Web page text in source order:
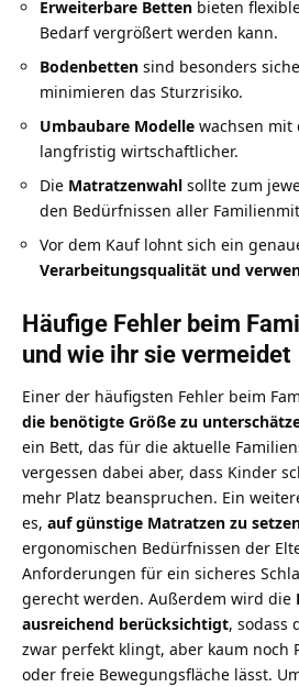
Erweiterbare Betten bieten
Bedarf vergrößert werden kann.
Bodenbetten sind besonders
minimieren das Sturzrisiko.
Umbaubare Modelle wachsen mit
langfristig wirtschaftlicher.
Die Matratzenwahl sollte zum
den Bedürfnissen aller
Vor dem Kauf lohnt sich ein
Verarbeitungsqualität und
Häufige Fehler beim
und wie ihr sie vermeidet
Einer der häufigsten Fehler beim
die benötigte Größe zu
ein Bett, das für die aktuelle
vergessen dabei aber, dass Kinder
mehr Platz beanspruchen. Ein
es, auf günstige Matratzen zu
ergonomischen Bedürfnissen der
Anforderungen für ein sicheres
gerecht werden. Außerdem wird die
ausreichend berücksichtigt, sodass
zwar perfekt klingt, aber kaum noch
oder freie Bewegungsfläche lässt.